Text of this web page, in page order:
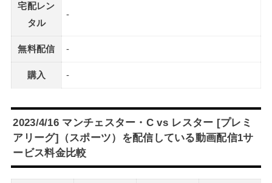
宅配レン
タル
-
無料配信 -
購入 -
2023/4/16 マンチェスター・C vs レスター [プレミ
アリーグ]（スポーツ）を配信している動画配信1サ
ービス料金比較